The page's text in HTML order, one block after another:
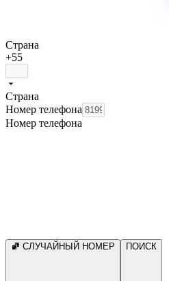
Страна
+55
Страна
Номер телефона
Номер телефона
СЛУЧАЙНЫЙ НОМЕР ПОИСК